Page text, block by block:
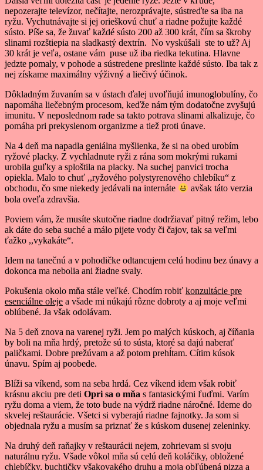
nepozerajte televízor, nečítajte, nerozprávajte, sústreďte sa iba na
ryžu. Vychutnávajte si jej orieškovú chuť a riadne požujte každé
sústo. Píše sa, že žuvať každé sústo 200 až 300 krát, čím sa škroby
slinami rozštiepia na sladkastý dextrín. No vyskúšali ste to už? Aj
30 krát je veľa, ostane vám puse už iba riedka tekutina. Hlavne
jedzte pomaly, v pohode a sústredene preslinte každé sústo. Iba tak z
nej získame maximálny výživný a liečivý účinok.
Dôkladným žuvaním sa v ústach ďalej uvoľňujú imunoglobulíny, čo
napomáha liečebným procesom, keďže nám tým dodatočne zvyšujú
imunitu. V neposlednom rade sa takto potrava slinami alkalizuje, čo
pomáha pri prekyslenom organizme a tiež proti únave.
Na 4 deň ma napadla geniálna myšlienka, že si na obed urobím
ryžové placky. Z vychladnute ryži z rána som mokrými rukami
urobila guľky a sploštila na placky. Na suchej panvici trocha
opiekla. Malo to chuť ,,ryžového polystyrenového chlebíku“ z
obchodu, čo sme niekedy jedávali na internáte
avšak táto verzia
bola oveľa zdravšia.
Poviem vám, že musíte skutočne riadne dodržiavať pitný režim, lebo
ak dáte do seba suché a málo pijete vody či čajov, tak sa veľmi
ťažko ,,vykakáte“.
Idem na tanečnú a v pohodičke odtancujem celú hodinu bez únavy a
dokonca ma nebolia ani žiadne svaly.
Pokušenia okolo mňa stále veľké. Chodím robiť konzultácie pre
esenciálne oleje a všade mi núkajú rôzne dobroty a aj moje veľmi
oblúbené. Ja však odolávam.
Na 5 deň znova na varenej ryži. Jem po malých kúskoch, aj číňania
by boli na mňa hrdý, pretože sú to sústa, ktoré sa dajú naberať
paličkami. Dobre prežúvam a až potom prehĺtam. Cítim kúsok
únavu. Spím aj poobede.
Blíži sa víkend, som na seba hrdá. Cez víkend idem však robiť
krásnu akciu pre deti Opri sa o mňa s fantasickými ľuďmi. Varím
ryžu doma a viem, že toto bude na výdrž riadne náročné. Ideme do
skvelej reštaurácie. Všetci si vyberajú riadne fajnotky. Ja som si
objednala ryžu a musím sa priznať že s kúskom dusenej zeleninky.
Na druhý deň raňajky v reštaurácii nejem, zohrievam si svoju
naturálnu ryžu. Všade vôkol mňa sú celú deň koláčiky, obložené
chlebíčky, buchtičky všakovakého druhu a moja obľúbená pizza a